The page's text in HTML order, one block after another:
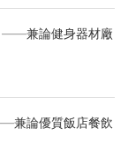
——兼論健身器材廠
兼論優質飯店餐飲